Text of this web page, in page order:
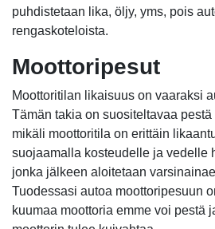
puhdistetaan lika, öljy, yms, pois
rengaskoteloista.
Moottoripesut
Moottoritilan likaisuus on vaaraksi
Tämän takia on suositeltavaa
mikäli moottoritila on erittäin
suojaamalla kosteudelle ja vedelle
jonka jälkeen aloitetaan
Tuodessasi autoa moottoripesuun
kuumaa moottoria emme voi pestä